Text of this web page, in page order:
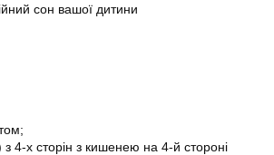
сон вашої дитини
4-х сторін з кишенею на 4-й стороні